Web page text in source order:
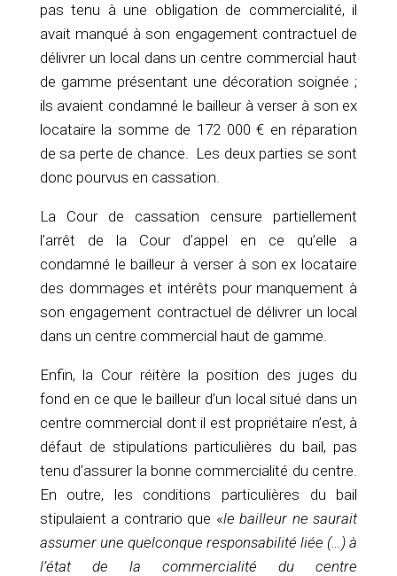
pas tenu à une obligation de commercialité, il
avait manqué à son engagement contractuel de
délivrer un local dans un centre commercial haut
de gamme présentant une décoration soignée ;
ils avaient condamné le bailleur à verser à son ex
locataire la somme de 172 000 € en réparation
de sa perte de chance. Les deux parties se sont
donc pourvus en cassation.
La Cour de cassation censure partiellement
l’arrêt de la Cour d’appel en ce qu’elle a
condamné le bailleur à verser à son ex locataire
des dommages et intérêts pour manquement à
son engagement contractuel de délivrer un local
dans un centre commercial haut de gamme.
Enfin, la Cour réitère la position des juges du
fond en ce que le bailleur d’un local situé dans un
centre commercial dont il est propriétaire n’est, à
défaut de stipulations particulières du bail, pas
tenu d’assurer la bonne commercialité du centre.
En outre, les conditions particulières du bail
stipulaient a contrario que «le bailleur ne saurait
assumer une quelconque responsabilité liée (…) à
l’état de la commercialité du centre